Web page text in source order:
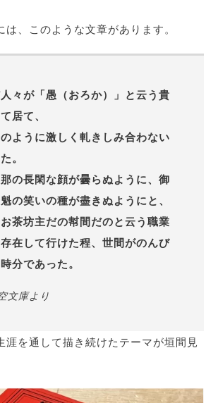
は、このような文章があります。
々が「愚（おろか）」と云う貴
居て、
ように激しく軋きしみ合わない
。
の長閑な顔が曇らぬように、御
の笑いの種が盡きぬようにと、
茶坊主だの幇間だのと云う職業
在して行けた程、世間がのんび
分であった。
文庫より
涯を通して描き続けたテーマが垣間見